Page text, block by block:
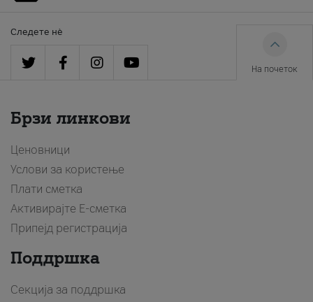
Следете нè
На почеток
Брзи линкови
Ценовници
Услови за користење
Плати сметка
Активирајте Е-сметка
Припејд регистрација
Поддршка
Секција за поддршка